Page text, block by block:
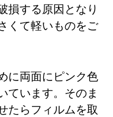
損する原因となり
くて軽いものをご
に両面にピンク色
ています。そのま
たらフィルムを取